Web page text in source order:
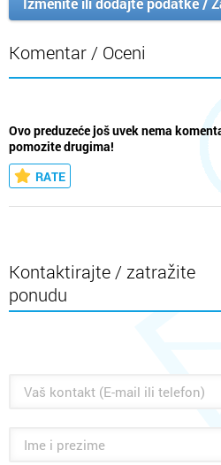
Komentar / Oceni
Ovo preduzeće još uvek nema
pomozite drugima!
RATE
Kontaktirajte / zatražite
ponudu